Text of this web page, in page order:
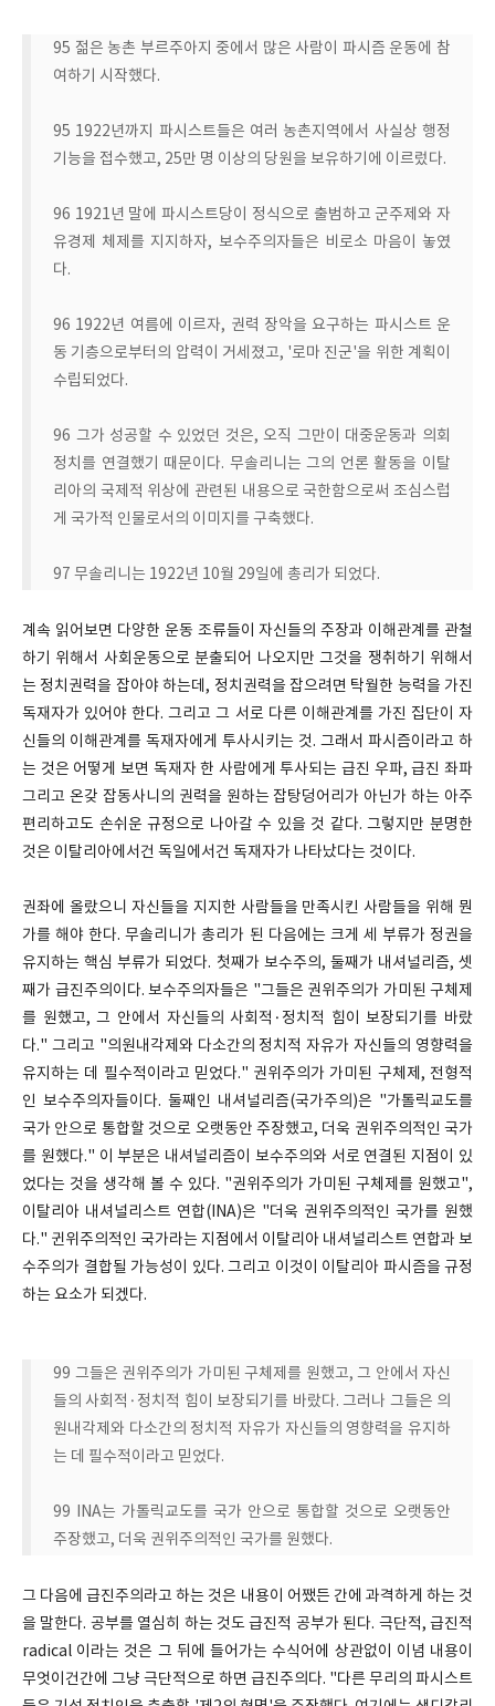
95 젊은 농촌 부르주아지 중에서 많은 사람이 파시즘 운동에 참
여하기 시작했다.
95 1922년까지 파시스트들은 여러 농촌지역에서 사실상 행정
기능을 접수했고, 25만 명 이상의 당원을 보유하기에 이르렀다.
96 1921년 말에 파시스트당이 정식으로 출범하고 군주제와 자
유경제 체제를 지지하자, 보수주의자들은 비로소 마음이 놓였
다.
96 1922년 여름에 이르자, 권력 장악을 요구하는 파시스트 운
동 기층으로부터의 압력이 거세졌고, '로마 진군'을 위한 계획이
수립되었다.
96 그가 성공할 수 있었던 것은, 오직 그만이 대중운동과 의회
정치를 연결했기 때문이다. 무솔리니는 그의 언론 활동을 이탈
리아의 국제적 위상에 관련된 내용으로 국한함으로써 조심스럽
게 국가적 인물로서의 이미지를 구축했다.
97 무솔리니는 1922년 10월 29일에 총리가 되었다.
계속 읽어보면 다양한 운동 조류들이 자신들의 주장과 이해관계를 관철
하기 위해서 사회운동으로 분출되어 나오지만 그것을 쟁취하기 위해서
는 정치권력을 잡아야 하는데, 정치권력을 잡으려면 탁월한 능력을 가진
독재자가 있어야 한다. 그리고 그 서로 다른 이해관계를 가진 집단이 자
신들의 이해관계를 독재자에게 투사시키는 것. 그래서 파시즘이라고 하
는 것은 어떻게 보면 독재자 한 사람에게 투사되는 급진 우파, 급진 좌파
그리고 온갖 잡동사니의 권력을 원하는 잡탕덩어리가 아닌가 하는 아주
편리하고도 손쉬운 규정으로 나아갈 수 있을 것 같다. 그렇지만 분명한
것은 이탈리아에서건 독일에서건 독재자가 나타났다는 것이다.
권좌에 올랐으니 자신들을 지지한 사람들을 만족시킨 사람들을 위해 뭔
가를 해야 한다. 무솔리니가 총리가 된 다음에는 크게 세 부류가 정권을
유지하는 핵심 부류가 되었다. 첫째가 보수주의, 둘째가 내셔널리즘, 셋
째가 급진주의이다. 보수주의자들은 "그들은 권위주의가 가미된 구체제
를 원했고, 그 안에서 자신들의 사회적·정치적 힘이 보장되기를 바랐
다." 그리고 "의원내각제와 다소간의 정치적 자유가 자신들의 영향력을
유지하는 데 필수적이라고 믿었다." 권위주의가 가미된 구체제, 전형적
인 보수주의자들이다. 둘째인 내셔널리즘(국가주의)은 "가톨릭교도를
국가 안으로 통합할 것으로 오랫동안 주장했고, 더욱 권위주의적인 국가
를 원했다." 이 부분은 내셔널리즘이 보수주의와 서로 연결된 지점이 있
었다는 것을 생각해 볼 수 있다. "권위주의가 가미된 구체제를 원했고",
이탈리아 내셔널리스트 연합(INA)은 "더욱 권위주의적인 국가를 원했
다." 귄위주의적인 국가라는 지점에서 이탈리아 내셔널리스트 연합과 보
수주의가 결합될 가능성이 있다. 그리고 이것이 이탈리아 파시즘을 규정
하는 요소가 되겠다.
99 그들은 권위주의가 가미된 구체제를 원했고, 그 안에서 자신
들의 사회적·정치적 힘이 보장되기를 바랐다. 그러나 그들은 의
원내각제와 다소간의 정치적 자유가 자신들의 영향력을 유지하
는 데 필수적이라고 믿었다.
99 INA는 가톨릭교도를 국가 안으로 통합할 것으로 오랫동안
주장했고, 더욱 권위주의적인 국가를 원했다.
그 다음에 급진주의라고 하는 것은 내용이 어쨌든 간에 과격하게 하는 것
을 말한다. 공부를 열심히 하는 것도 급진적 공부가 된다. 극단적, 급진적
radical 이라는 것은 그 뒤에 들어가는 수식어에 상관없이 이념 내용이
무엇이건간에 그냥 극단적으로 하면 급진주의다. "다른 무리의 파시스트